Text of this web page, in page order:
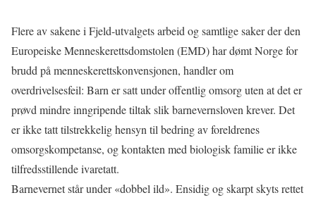
Flere av sakene i Fjeld-utvalgets arbeid og samtlige saker der den
Europeiske Menneskerettsdomstolen (EMD) har dømt Norge for
brudd på menneskerettskonvensjonen, handler om
overdrivelsesfeil: Barn er satt under offentlig omsorg uten at det er
prøvd mindre inngripende tiltak slik barnevernsloven krever. Det
er ikke tatt tilstrekkelig hensyn til bedring av foreldrenes
omsorgskompetanse, og kontakten med biologisk familie er ikke
tilfredsstillende ivaretatt.
Barnevernet står under «dobbel ild». Ensidig og skarpt skyts rettet